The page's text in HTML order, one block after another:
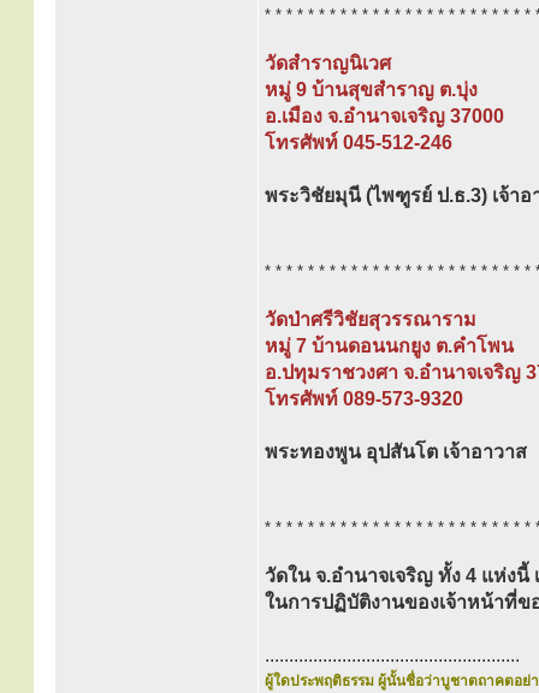
* * * * * * * * * * * * * * * * * * * * * * * * *
วัดสำราญนิเวศ
หมู่ 9 บ้านสุขสำราญ ต.บุ่ง
อ.เมือง จ.อำนาจเจริญ 37000
โทรศัพท์ 045-512-246
พระวิชัยมุนี (ไพฑูรย์ ป.ธ.3) เจ้าอ
* * * * * * * * * * * * * * * * * * * * * * * * *
วัดป่าศรีวิชัยสุวรรณาราม
หมู่ 7 บ้านดอนนกยูง ต.คำโพน
อ.ปทุมราชวงศา จ.อำนาจเจริญ
โทรศัพท์ 089-573-9320
พระทองพูน อุปสันโต เจ้าอาวาส
* * * * * * * * * * * * * * * * * * * * * * * * *
วัดใน จ.อำนาจเจริญ ทั้ง 4 แห่ง
ในการปฏิบัติงานของเจ้าหน้าที่
.....................................................
ผู้ใดประพฤติธรรม ผู้นั้นชื่อว่าบูชาตถาคตอย่า